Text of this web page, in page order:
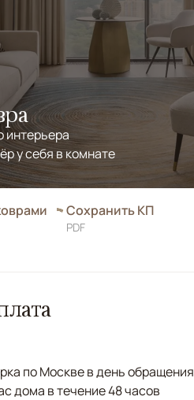
интерьера
у себя в комнате
Сохранить КП
PDF
по Москве в день обращения
дома в течение 48 часов